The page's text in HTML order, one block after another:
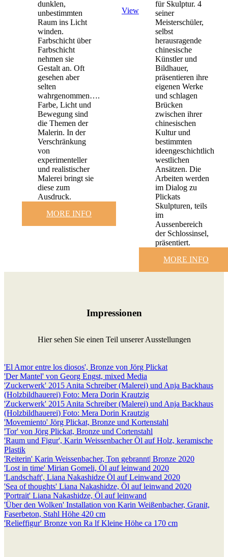
dunklen,
unbestimmten
Raum ins Licht
winden.
Farbschicht über
Farbschicht
nehmen sie
Gestalt an. Oft
gesehen aber
selten
wahrgenommen….
Farbe, Licht und
Bewegung sind
die Themen der
Malerin. In der
Verschränkung
von
experimenteller
und realistischer
Malerei bringt sie
diese zum
Ausdruck.
MORE INFO
View
für Skulptur. 4
seiner
Meisterschüler,
selbst
herausragende
chinesische
Künstler und
Bildhauer,
präsentieren ihre
eigenen Werke
und schlagen
Brücken
zwischen ihrer
chinesischen
Kultur und
bestimmten
ideengeschichtlich
westlichen
Ansätzen. Die
Arbeiten werden
im Dialog zu
Plickats
Skulpturen, teils
im
Aussenbereich
der Schlossinsel,
präsentiert.
MORE INFO
Impressionen
Hier sehen Sie einen Teil unserer Ausstellungen
'El Amor entre los diosos', Bronze von Jörg Plickat
'Der Mantel' von Georg Engst, mixed Media
'Zuckerwerk' 2015 Anita Schreiber (Malerei) und Anja Backhaus
(Holzbildhauerei) Foto: Mera Dorin Krautzig
'Zuckerwerk' 2015 Anita Schreiber (Malerei) und Anja Backhaus
(Holzbildhauerei) Foto: Mera Dorin Krautzig
'Movemiento' Jörg Plickat, Bronze und Kortenstahl
'Tor' von Jörg Plickat, Bronze und Cortenstahl
'Raum und Figur', Karin Weissenbacher Öl auf Holz, keramische
Plastik
'Reiterin' Karin Weissenbacher, Ton gebrannt| Bronze 2020
'Lost in time' Mirian Gomeli, Öl auf leinwand 2020
'Landschaft', Liana Nakashidze Öl auf Leinwand 2020
'Sea of thoughts' Liana Nakashidze, Öl auf leinwand 2020
'Portrait' Liana Nakashidze, Öl auf leinwand
'Über den Wolken' Installation von Karin Weißenbacher, Granit,
Faserbeton, Stahl Höhe 420 cm
'Relieffigur' Bronze von Ra lf Kleine Höhe ca 170 cm